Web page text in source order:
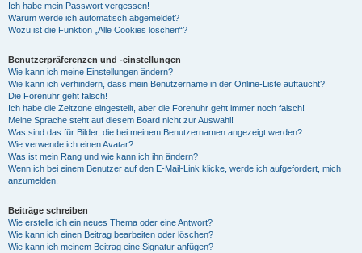
Ich habe mein Passwort vergessen!
Warum werde ich automatisch abgemeldet?
Wozu ist die Funktion „Alle Cookies löschen“?
Benutzerpräferenzen und -einstellungen
Wie kann ich meine Einstellungen ändern?
Wie kann ich verhindern, dass mein Benutzername in der Online-Liste auftaucht?
Die Forenuhr geht falsch!
Ich habe die Zeitzone eingestellt, aber die Forenuhr geht immer noch falsch!
Meine Sprache steht auf diesem Board nicht zur Auswahl!
Was sind das für Bilder, die bei meinem Benutzernamen angezeigt werden?
Wie verwende ich einen Avatar?
Was ist mein Rang und wie kann ich ihn ändern?
Wenn ich bei einem Benutzer auf den E-Mail-Link klicke, werde ich aufgefordert, mich
anzumelden.
Beiträge schreiben
Wie erstelle ich ein neues Thema oder eine Antwort?
Wie kann ich einen Beitrag bearbeiten oder löschen?
Wie kann ich meinem Beitrag eine Signatur anfügen?